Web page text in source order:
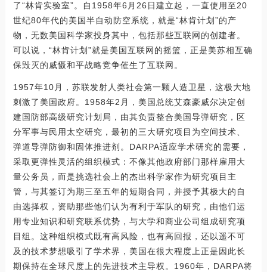
了“林肯实验室”。自1958年6月26日建立起，一直使用至20
世纪80年代的美国半自动防空系统，就是“林肯计划”的产
物，无数美国科学家投身其中，包括那些互联网的创建者。
可以说，“林肯计划”就是美国互联网的摇篮，正是美苏相互确
保毁灭的威慑和平战略竞争催生了互联网。
1957年10月，苏联发射人类社会第一颗人造卫星，这极大地
刺激了美国政府。1958年2月，美国总统艾森豪威尔决定创
建国防部高级研究计划局，由其负责整合美国导弹研究，区
分军事与民用太空研究，最初的三大研究项目为空间技术、
弹道导弹防御和固体推进剂。DARPA适应学术研究的需要，
采取更弹性灵活的组织模式：不像其他政府部门那样雇用大
量公务员，而是挑选社会上的杰出科学家作为研究项目主
管，与其签订为期三至五年的短期合同，并授予其极大的自
由选择权，资助那些他们认为有利于军队的研究，由他们运
用专业知识和研究联系优势，与大学和商业公司组成研究项
目组。这种组织模式既有高风险，也有高回报，还以遥不可
及的技术梦想吸引了学术界，美国在很大程度上正是因此长
期保持在全球尺度上的先进技术主导权。1960年，DARPA将